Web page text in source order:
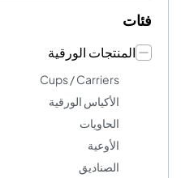
فئات
المنتجات الورقية
Cups / Carriers
الأكياس الورقية
الحاويات
الأوعية
الصناديق